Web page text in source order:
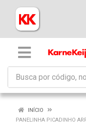
INÍCIO
PANELINHA PICADINHO